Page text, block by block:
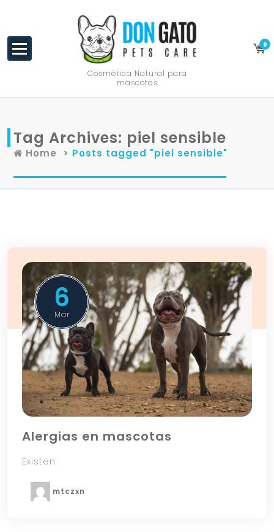
Cosmética Natural para
mascotas
0
Tag Archives: piel sensible
Home > Posts tagged "piel sensible"
6
Mar
Alergias en mascotas
Existen
mtczxn